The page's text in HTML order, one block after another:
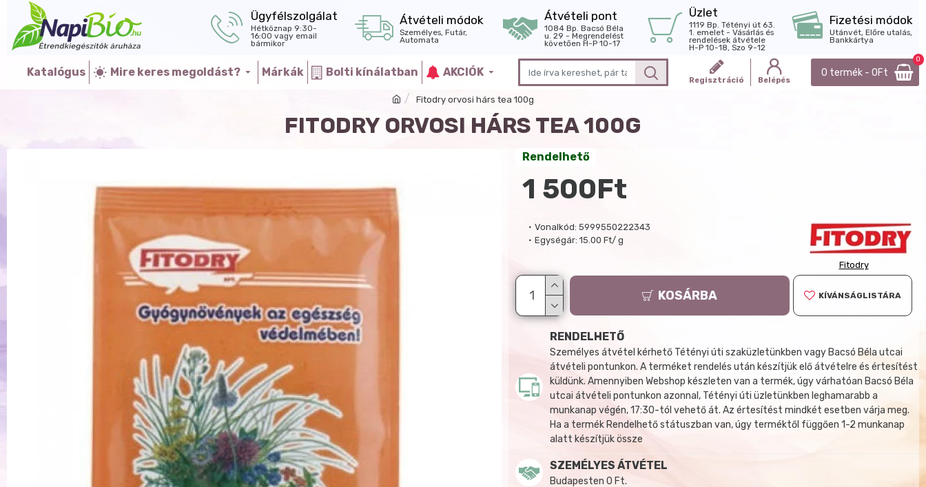
Ügyfélszolgálat
Hétköznap 9:30-
16:00 vagy email
bármikor
Átvételi módok
Személyes, Futár,
Automata
Átvételi pont
1084 Bp. Bacsó Béla
u. 29 - Megrendelést
követően H-P 10-17
Üzlet
1119 Bp. Tétényi út 63.
1. emelet - Vásárlás és
rendelések átvétele
H-P 10-18, Szo 9-12
Fizetési módok
Utánvét, Előre utalás,
Bankkártya
Katalógus Mire keres megoldást? Márkák Bolti kínálatban AKCIÓK
Regisztráció Belépés
0 termék - 0Ft
0
Fitodry orvosi hárs tea 100g
FITODRY ORVOSI HÁRS TEA 100G
Vonalkód: 5999550222343
Egységár: 15.00 Ft/ g
Fitodry
Rendelhető
1 500Ft
KOSÁRBA KÍVÁNSÁGLISTÁRA
RENDELHETŐ
Személyes átvétel kérhető Tétényi úti szaküzletünkben vagy Bacsó Béla utcai
átvételi pontunkon. A terméket rendelés után készítjük elő átvételre és értesítést
küldünk. Amennyiben Webshop készleten van a termék, úgy várhatóan Bacsó Béla
utcai átvételi pontunkon azonnal, Tétényi úti üzletünkben leghamarabb a
munkanap végén, 17:30-tól vehető át. Az értesítést mindkét esetben várja meg.
Ha a termék Rendelhető státuszban van, úgy terméktől függően 1-2 munkanap
alatt készítjük össze
SZEMÉLYES ÁTVÉTEL
Budapesten 0 Ft.